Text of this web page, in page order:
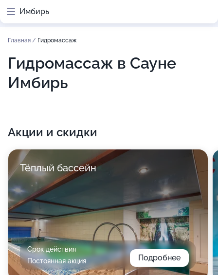
Имбирь
Главная / Гидромассаж
Гидромассаж в Сауне
Имбирь
Акции и скидки
Тёплый бассейн
Срок действия
Постоянная акция
Подробнее